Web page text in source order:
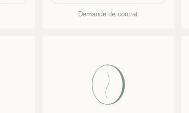
Demande de contrat